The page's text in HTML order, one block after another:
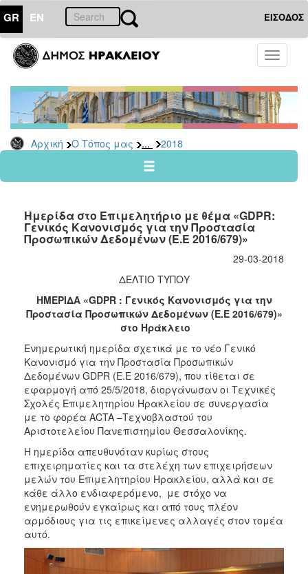
GR EN ΕΙΣΟΔΟΣ
Toggle
Αρχική Ο Τόπος μας ... 2018
ΤΟΠΟΣ
ΜΑΣ
Ανακοινώσεις
Αρχείο
2026
2024
2022
2021
2018
2016
2015
2012
2011
ΔΗΜΟΣ
ΠΟΛΙΤΙΣΜΟΣ
ΑΝΘΕΚΤΙΚΗ
ΠΟΛΗ
Ημερίδα στο Επιμελητήριο με θέμα «GDPR:
Γενικός Κανονισμός για την Προστασία
Προσωπικών Δεδομένων (Ε.Ε 2016/679)»
29-03-2018
ΔΕΛΤΙΟ ΤΥΠΟΥ
ΗΜΕΡΙΔΑ «GDPR : Γενικός Κανονισμός για την
Προστασία Προσωπικών Δεδομένων (Ε.Ε 2016/679)»
στο Ηράκλειο
Ενημερωτική ημερίδα σχετικά με το νέο Γενικό
Κανονισμό για την Προστασία Προσωπικών
Δεδομένων GDPR (Ε.Ε 2016/679), που τίθεται σε
εφαρμογή από 25/5/2018, διοργάνωσαν οι Τεχνικές
Σχολές Επιμελητηρίου Ηρακλείου σε συνεργασία
με το φορέα ACTA –Τεχνοβλαστού του
Αριστοτελείου Πανεπιστημίου Θεσσαλονίκης.
Η ημερίδα απευθυνόταν κυρίως στους
επιχειρηματίες και τα στελέχη των επιχειρήσεων
μελών του Επιμελητηρίου Ηρακλείου, αλλά και σε
κάθε άλλο ενδιαφερόμενο, με στόχο να
ενημερωθούν εγκαίρως και από τους πλέον
αρμόδιους για τις επικείμενες αλλαγές στον τομέα
αυτό.